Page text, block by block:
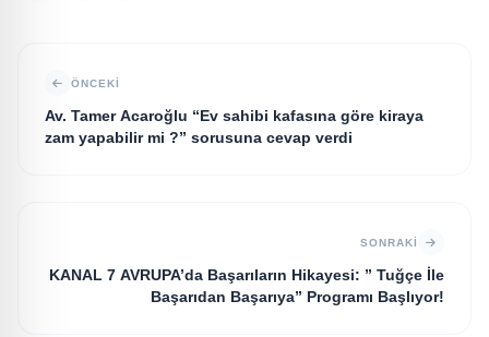
ÖNCEKI
Av. Tamer Acaroğlu “Ev sahibi kafasına göre kiraya
zam yapabilir mi ?” sorusuna cevap verdi
SONRAKI
KANAL 7 AVRUPA’da Başarıların Hikayesi: ” Tuğçe İle
Başarıdan Başarıya” Programı Başlıyor!